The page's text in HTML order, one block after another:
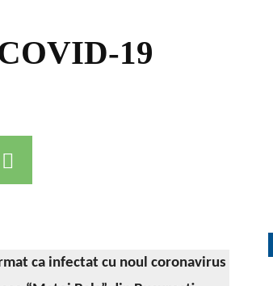
19
ca infectat cu noul coronavirus